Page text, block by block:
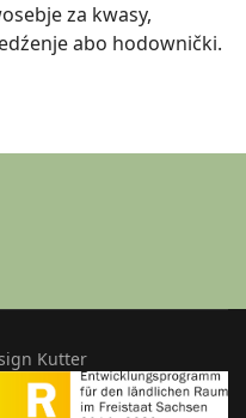
za kwasy,
abo hodownički.
Kutter